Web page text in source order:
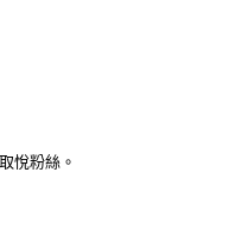
悅粉絲。